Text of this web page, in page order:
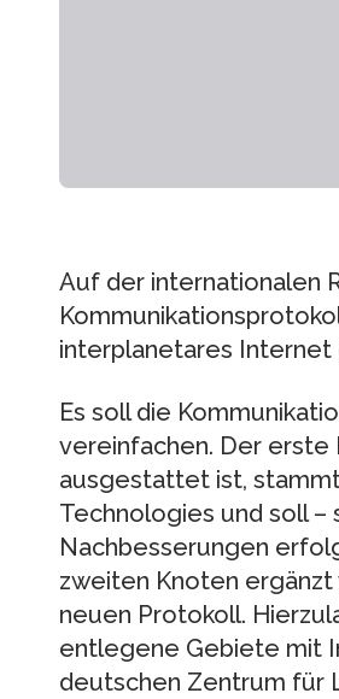
Auf der internationalen
interplanetares Internet
Es soll die
vereinfachen. Der erste
ausgestattet ist,
Technologies und soll
Nachbesserungen
zweiten Knoten ergänzt
neuen Protokoll.
entlegene Gebiete mit
deutschen Zentrum für